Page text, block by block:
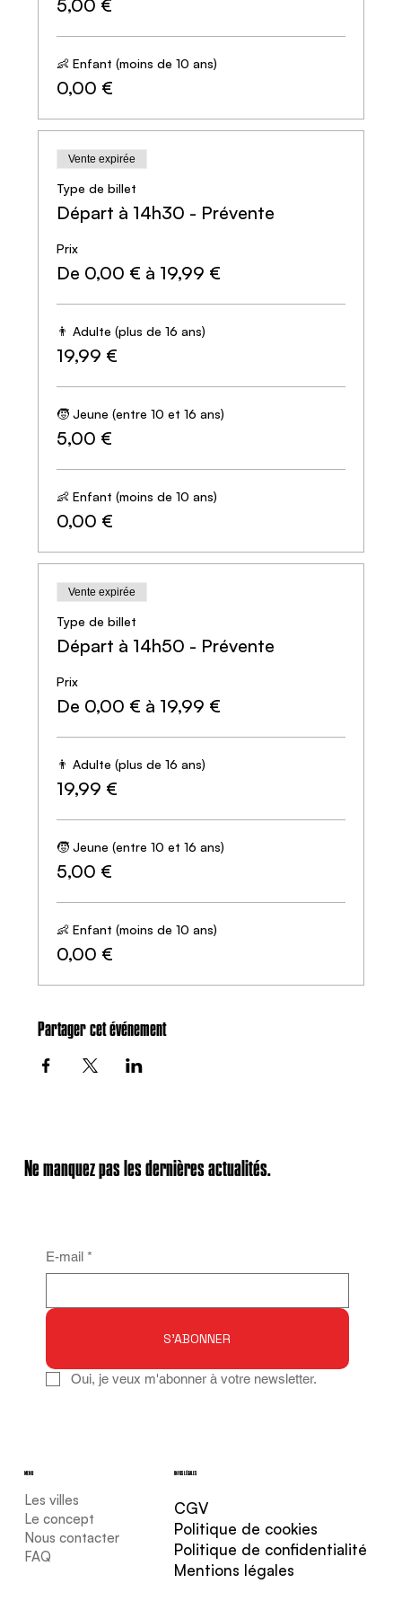
♿️ Accessible PMR
🐕 Chiens bienvenus
⏱️ 2h de jeu
🥾 Parcours d’environ 3,5 km (un peu plus long avec un
mauvais sens de l’orientation)
5,00 €
👶 Enfant (moins de 10 ans)
0,00 €
Vente expirée
Type de billet
Départ à 14h30 - Prévente
Prix
De 0,00 € à 19,99 €
👨 Adulte (plus de 16 ans)
19,99 €
🧒 Jeune (entre 10 et 16 ans)
5,00 €
👶 Enfant (moins de 10 ans)
0,00 €
Vente expirée
Type de billet
Départ à 14h50 - Prévente
Prix
De 0,00 € à 19,99 €
👨 Adulte (plus de 16 ans)
19,99 €
🧒 Jeune (entre 10 et 16 ans)
5,00 €
👶 Enfant (moins de 10 ans)
0,00 €
Partager cet événement
Ne manquez pas les dernières actualités.
E-mail *
S'ABONNER
Oui, je veux m'abonner à votre newsletter.
Les villes
Le concept
Nous contacter
FAQ
MENU INFOS LÉGALES
CGV
Politique de cookies
Politique de confidentialité
Mentions légales